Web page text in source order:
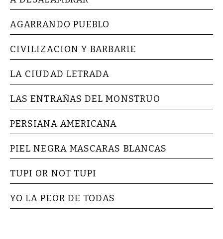
AGARRANDO PUEBLO
CIVILIZACION Y BARBARIE
LA CIUDAD LETRADA
LAS ENTRAÑAS DEL MONSTRUO
PERSIANA AMERICANA
PIEL NEGRA MASCARAS BLANCAS
TUPI OR NOT TUPI
YO LA PEOR DE TODAS